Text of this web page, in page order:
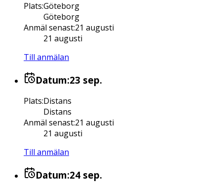
Plats:Göteborg
Göteborg
Anmäl senast:21 augusti
21 augusti
Till anmälan
Datum:23 sep.
Plats:Distans
Distans
Anmäl senast:21 augusti
21 augusti
Till anmälan
Datum:24 sep.